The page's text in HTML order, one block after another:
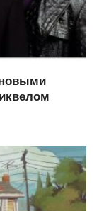
новыми